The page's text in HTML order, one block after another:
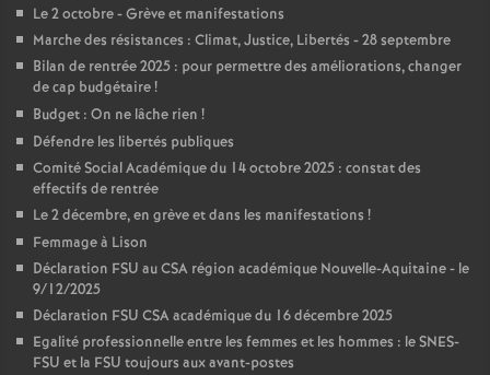
Le 2 octobre - Grève et manifestations
Marche des résistances : Climat, Justice, Libertés - 28 septembre
Bilan de rentrée 2025 : pour permettre des améliorations, changer
de cap budgétaire!
Budget : On ne lâche rien !
Défendre les libertés publiques
Comité Social Académique du 14 octobre 2025 : constat des
effectifs de rentrée
Le 2 décembre, en grève et dans les manifestations !
Femmage à Lison
Déclaration FSU au CSA région académique Nouvelle-Aquitaine - le
9/12/2025
Déclaration FSU CSA académique du 16 décembre 2025
Egalité professionnelle entre les femmes et les hommes : le SNES-
FSU et la FSU toujours aux avant-postes